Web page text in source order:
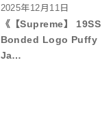
2025年12月11日
《【Supreme】 19SS
Bonded Logo Puffy
Ja…